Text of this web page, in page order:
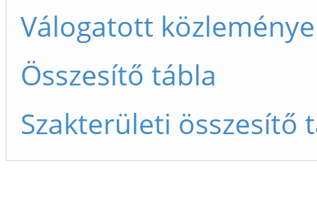
Válogatott
Összesítő tábla
Szakterületi összesítő